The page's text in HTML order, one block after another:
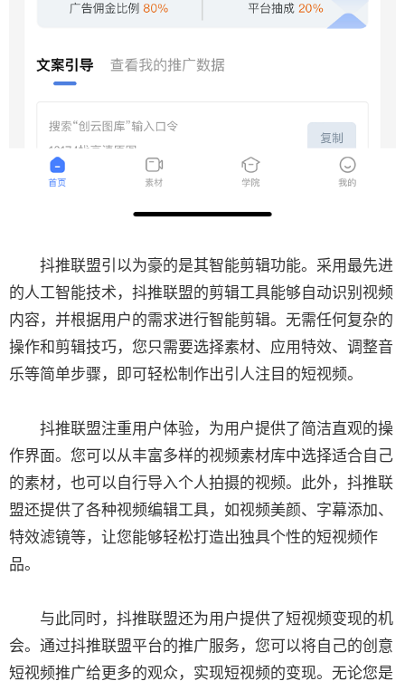
抖推联盟引以为豪的是其智能剪辑功能。采用最先进
的人工智能技术，抖推联盟的剪辑工具能够自动识别视频
内容，并根据用户的需求进行智能剪辑。无需任何复杂的
操作和剪辑技巧，您只需要选择素材、应用特效、调整音
乐等简单步骤，即可轻松制作出引人注目的短视频。
抖推联盟注重用户体验，为用户提供了简洁直观的操
作界面。您可以从丰富多样的视频素材库中选择适合自己
的素材，也可以自行导入个人拍摄的视频。此外，抖推联
盟还提供了各种视频编辑工具，如视频美颜、字幕添加、
特效滤镜等，让您能够轻松打造出独具个性的短视频作
品。
与此同时，抖推联盟还为用户提供了短视频变现的机
会。通过抖推联盟平台的推广服务，您可以将自己的创意
短视频推广给更多的观众，实现短视频的变现。无论您是